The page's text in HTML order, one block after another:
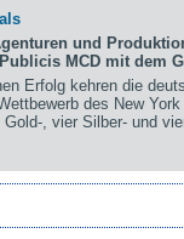
und
MCD mit dem
Erfolg kehren die
des New
, vier Silber- und